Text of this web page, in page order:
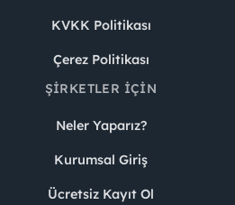
KVKK Politikası
Çerez Politikası
ŞIRKETLER İÇIN
Neler Yaparız?
Kurumsal Giriş
Ücretsiz Kayıt Ol